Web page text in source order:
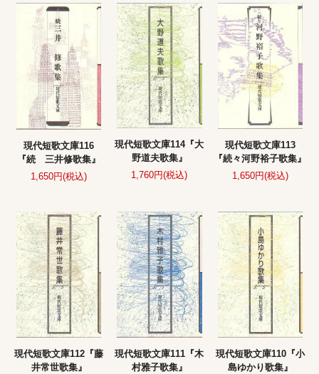
現代短歌文庫116
『続 三井修歌集』
1,650円(税込)
現代短歌文庫114『大
野道夫歌集』
1,760円(税込)
現代短歌文庫113
『続々河野裕子歌集』
1,650円(税込)
現代短歌文庫112『藤
井常世歌集』
現代短歌文庫111『木
村雅子歌集』
現代短歌文庫110『小
島ゆかり歌集』